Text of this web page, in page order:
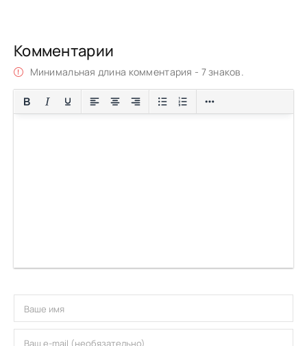
Комментарии
Минимальная длина комментария - 7 знаков.